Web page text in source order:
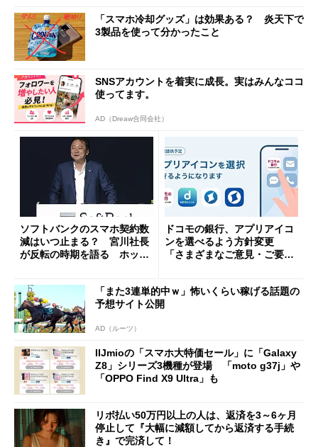
「スマホ冷却グッズ」は効果ある？ 炎天下で
3製品を使って分かったこと
SNSアカウントを着実に成長。実はみんなココ
使ってます。
AD（Dreaw合同会社）
ソフトバンクのスマホ契約数
減はいつ止まる？ 宮川社長
が反転の時期を語る ホッピ
ドコモの銀行、アプリアイコ
ンを選べるよう方針変更
「さまざまなご意見・ご要望
「また3連単的中ｗ」怖いくらい稼げる話題の
予想サイト公開
AD（ルーツ）
IIJmioの「スマホ大特価セール」に「Galaxy
Z8」シリーズ3機種が登場 「moto g37j」や
「OPPO Find X9 Ultra」も
リボ払い50万円以上の人は、返済を3～6ヶ月
停止して『大幅に減額してから返済する手続
き』で完済して！